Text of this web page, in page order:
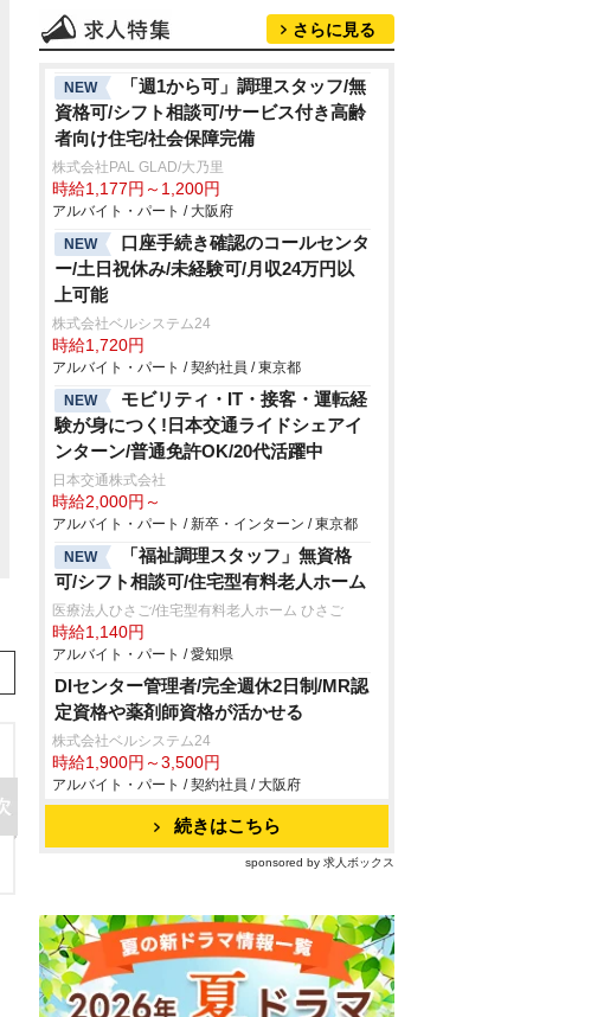
さらに見る
NEW
「週1から可」調理スタッフ/無
資格可/シフト相談可/サービス付き高齢
者向け住宅/社会保障完備
株式会社PAL GLAD/大乃里
時給1,177円～1,200円
アルバイト・パート / 大阪府
NEW
口座手続き確認のコールセンタ
ー/土日祝休み/未経験可/月収24万円以
上可能
株式会社ベルシステム24
時給1,720円
アルバイト・パート / 契約社員 / 東京都
NEW
モビリティ・IT・接客・運転経
験が身につく!日本交通ライドシェアイ
ンターン/普通免許OK/20代活躍中
日本交通株式会社
時給2,000円～
アルバイト・パート / 新卒・インターン / 東京都
NEW
「福祉調理スタッフ」無資格
可/シフト相談可/住宅型有料老人ホーム
医療法人ひさご/住宅型有料老人ホーム ひさご
時給1,140円
アルバイト・パート / 愛知県
DIセンター管理者/完全週休2日制/MR認
定資格や薬剤師資格が活かせる
株式会社ベルシステム24
時給1,900円～3,500円
アルバイト・パート / 契約社員 / 大阪府
続きはこちら
sponsored by 求人ボックス